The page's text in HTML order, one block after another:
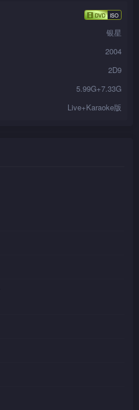
银星
2004
2D9
5.99G+7.33G
Live+Karaoke版